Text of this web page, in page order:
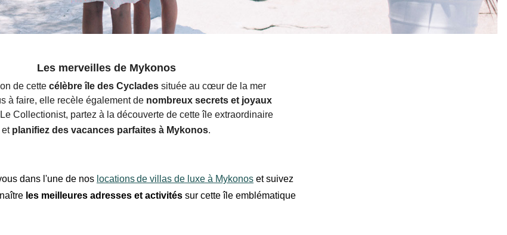
Les merveilles de Mykonos
de cette célèbre île des Cycladessituée au cœur de la mer
à faire, elle recèle également de nombreux secrets et joyaux
Collectionist, partez à la découverte de cette île extraordinaire
etplanifiez des vacances parfaites à Mykonos.
dans l'une de nos locationsde villas de luxe à Mykonos et suivez
les meilleures adresses et activités sur cette île emblématique